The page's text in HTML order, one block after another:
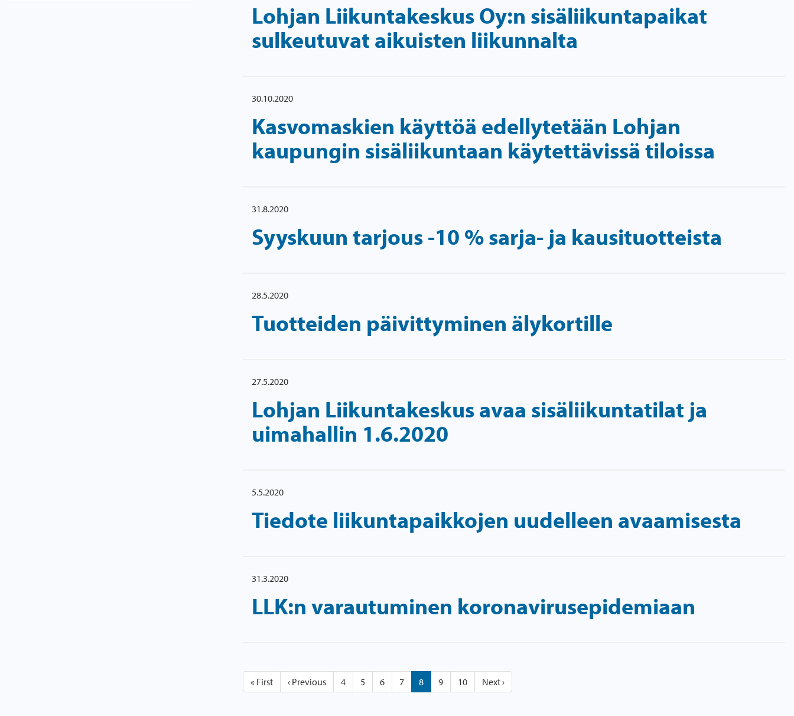
Lohjan Liikuntakeskus Oy:n sisäliikuntapaikat
sulkeutuvat aikuisten liikunnalta
30.10.2020
Kasvomaskien käyttöä edellytetään Lohjan
kaupungin sisäliikuntaan käytettävissä tiloissa
31.8.2020
Syyskuun tarjous -10 % sarja- ja kausituotteista
28.5.2020
Tuotteiden päivittyminen älykortille
27.5.2020
Lohjan Liikuntakeskus avaa sisäliikuntatilat ja
uimahallin 1.6.2020
5.5.2020
Tiedote liikuntapaikkojen uudelleen avaamisesta
31.3.2020
LLK:n varautuminen koronavirusepidemiaan
« First ‹ Previous 4 5 6 7 8(current)
9 10 Next›